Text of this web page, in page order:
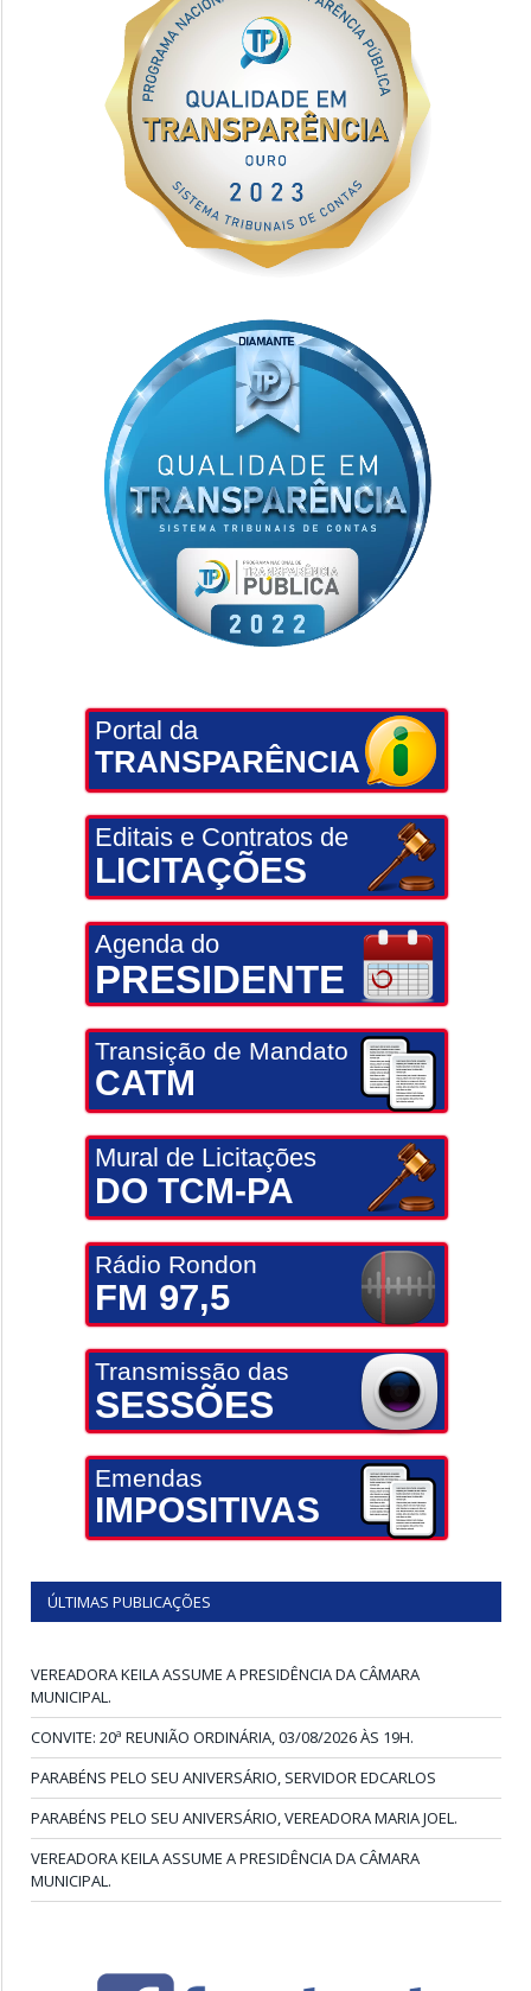
Portal da
TRANSPARÊNCIA
Editais e Contratos de
LICITAÇÕES
Agenda do
PRESIDENTE
Transição de Mandato
CATM
Mural de Licitações
DO TCM-PA
Rádio Rondon
FM 97,5
Transmissão das
SESSÕES
Emendas
IMPOSITIVAS
ÚLTIMAS PUBLICAÇÕES
VEREADORA KEILA ASSUME A PRESIDÊNCIA DA CÂMARA
MUNICIPAL.
CONVITE: 20ª REUNIÃO ORDINÁRIA, 03/08/2026 ÀS 19H.
PARABÉNS PELO SEU ANIVERSÁRIO, SERVIDOR EDCARLOS
PARABÉNS PELO SEU ANIVERSÁRIO, VEREADORA MARIA JOEL.
VEREADORA KEILA ASSUME A PRESIDÊNCIA DA CÂMARA
MUNICIPAL.